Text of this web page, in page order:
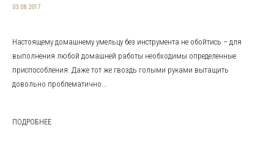
03.08.2017
Настоящему домашнему умельцу без инструмента не обойтись – для
выполнения любой домашней работы необходимы определенные
приспособления. Даже тот же гвоздь голыми руками вытащить
довольно проблематично...
ПОДРОБНЕЕ